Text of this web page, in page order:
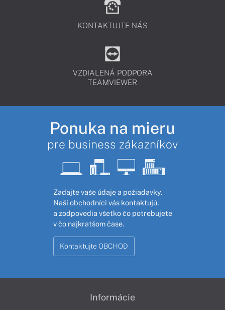
KONTAKTUJTE NÁS
VZDIALENÁ PODPORA
TEAMVIEWER
Ponuka na mieru
pre business zákazníkov
Zadajte vaše údaje a požiadavky.
Naši obchodníci vás kontaktujú,
a zodpovedia všetko čo potrebujete
v čo najkratšom čase.
Kontaktujte OBCHOD
Informácie